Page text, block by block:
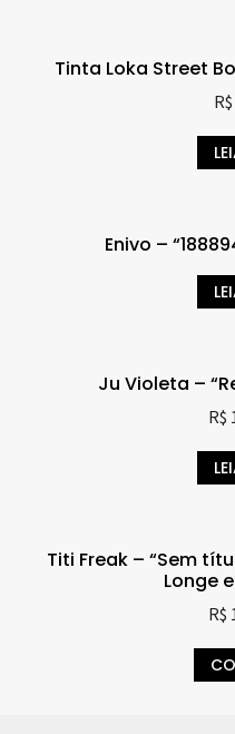
Tinta Loka Street
R$
Enivo –
Ju Violeta –
R$
Titi Freak – “Sem
Longe
R$